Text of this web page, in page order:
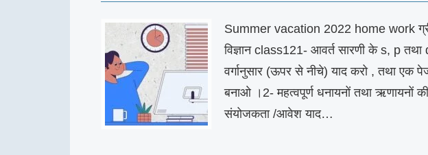
Summer vacation 2022 home work
विज्ञान class121- आवर्त सारणी के s, p तथा
वर्गानुसार (ऊपर से नीचे) याद करो , तथा एक
बनाओ ।2- महत्वपूर्ण धनायनों तथा ऋणायनों
संयोजकता /आवेश याद…